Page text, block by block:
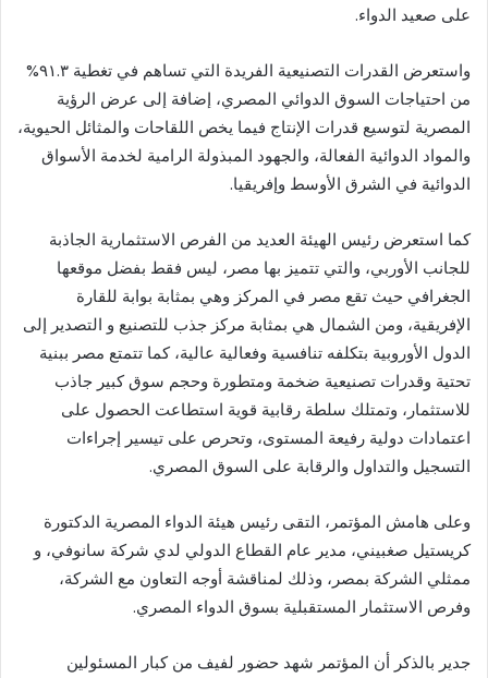
على صعيد الدواء.
واستعرض القدرات التصنيعية الفريدة التي تساهم في تغطية ٩١.٣%
من احتياجات السوق الدوائي المصري، إضافة إلى عرض الرؤية
المصرية لتوسيع قدرات الإنتاج فيما يخص اللقاحات والمثائل الحيوية،
والمواد الدوائية الفعالة، والجهود المبذولة الرامية لخدمة الأسواق
الدوائية في الشرق الأوسط وإفريقيا.
كما استعرض رئيس الهيئة العديد من الفرص الاستثمارية الجاذبة
للجانب الأوربي، والتي تتميز بها مصر، ليس فقط بفضل موقعها
الجغرافي حيث تقع مصر في المركز وهي بمثابة بوابة للقارة
الإفريقية، ومن الشمال هي بمثابة مركز جذب للتصنيع و التصدير إلى
الدول الأوروبية بتكلفه تنافسية وفعالية عالية، كما تتمتع مصر ببنية
تحتية وقدرات تصنيعية ضخمة ومتطورة وحجم سوق كبير جاذب
للاستثمار، وتمتلك سلطة رقابية قوية استطاعت الحصول على
اعتمادات دولية رفيعة المستوى، وتحرص على تيسير إجراءات
التسجيل والتداول والرقابة على السوق المصري.
وعلى هامش المؤتمر، التقى رئيس هيئة الدواء المصرية الدكتورة
كريستيل صغبيني، مدير عام القطاع الدولي لدي شركة سانوفي، و
ممثلي الشركة بمصر، وذلك لمناقشة أوجه التعاون مع الشركة،
وفرص الاستثمار المستقبلية بسوق الدواء المصري.
جدير بالذكر أن المؤتمر شهد حضور لفيف من كبار المسئولين